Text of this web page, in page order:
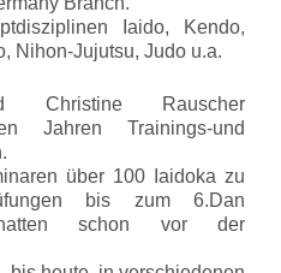
Iaido, Kendo,
Nihon-Jujutsu, Judo u.a.
Christine Rauscher
Jahren Trainings-und
über 100 Iaidoka zu
bis zum 6.Dan
schon vor der